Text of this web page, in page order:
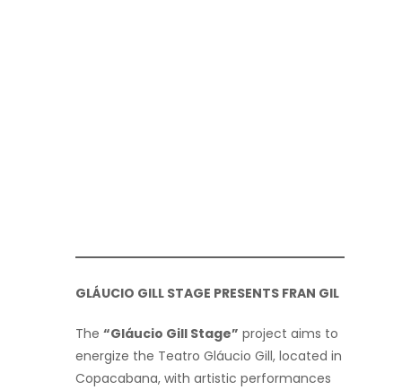
GLÁUCIO GILL STAGE PRESENTS FRAN GIL
The “Gláucio Gill Stage” project aims to
energize the Teatro Gláucio Gill, located in
Copacabana, with artistic performances